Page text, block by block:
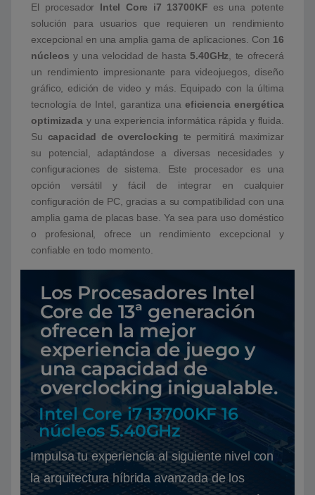
El procesador Intel Core i7 13700KF es una potente
solución para usuarios que requieren un rendimiento
excepcional en una amplia gama de aplicaciones. Con 16
núcleos y una velocidad de hasta5.40GHz , te ofrecerá
un rendimiento impresionante para videojuegos, diseño
gráfico, edición de video y más. Equipado con la última
tecnología de Intel, garantiza unaeficiencia energética
optimizada y una experiencia informática rápida y fluida.
Su capacidad de overclocking te permitirá maximizar
su potencial, adaptándose a diversas necesidades y
configuraciones de sistema. Este procesador es una
opción versátil y fácil de integrar en cualquier
configuración de PC, gracias a su compatibilidad con una
amplia gama de placas base. Ya sea para uso doméstico
o profesional, ofrece un rendimiento excepcional y
confiable en todo momento.
Los Procesadores Intel
Core de 13ª generación
ofrecen la mejor
experiencia de juego y
una capacidad de
overclocking inigualable.
Intel Core i7 13700KF 16
núcleos 5.40GHz
Impulsa tu experiencia al siguiente nivel con
la arquitectura híbrida avanzada de los